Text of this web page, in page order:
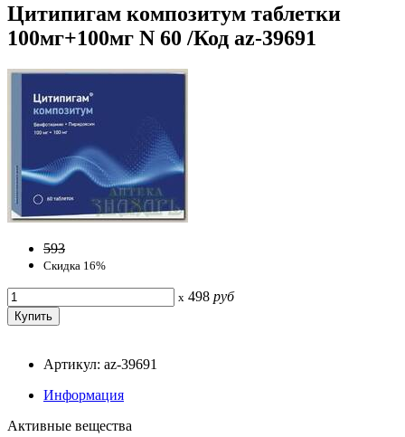
Цитипигам композитум таблетки
100мг+100мг N 60 /Код az-39691
593
Скидка 16%
x 498 руб
Артикул: az-39691
Информация
Активные вещества